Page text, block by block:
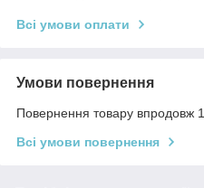
Всі умови оплати
Умови повернення
Повернення товару впродовж
Всі умови повернення